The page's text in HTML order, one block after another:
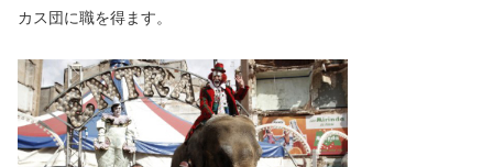
カス団に職を得ます。